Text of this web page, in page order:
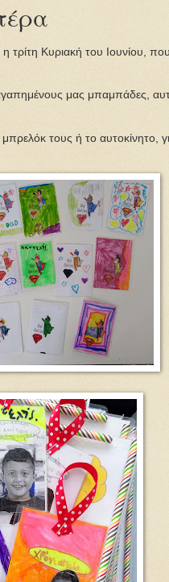
τρίτη Κυριακή του Ιουνίου,
μας μπαμπάδες,
τους ή το αυτοκίνητο,